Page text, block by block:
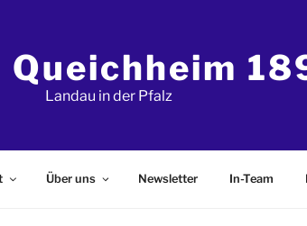
Landau in der Pfalz
Über uns Newsletter In-Team